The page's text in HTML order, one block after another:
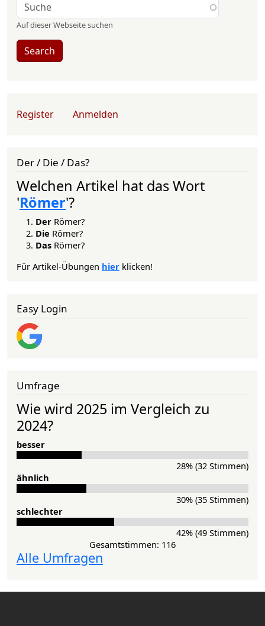
Auf dieser Webseite suchen
Search
User account menu
Register Anmelden
Der / Die / Das?
Welchen Artikel hat das Wort
'Römer'?
Der Römer?
Die Römer?
Das Römer?
Für Artikel-Übungen hier klicken!
Easy Login
Umfrage
Wie wird 2025 im Vergleich zu
2024?
besser
28% (32 Stimmen)
ähnlich
30% (35 Stimmen)
schlechter
42% (49 Stimmen)
Gesamtstimmen: 116
Alle Umfragen